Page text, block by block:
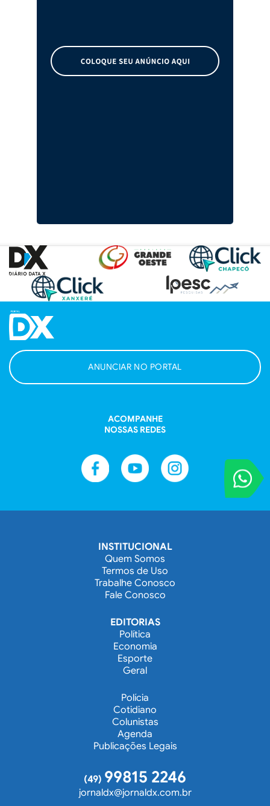
VOCÊ
Entre em
ANUNCIAR NO PORTAL
ACOMPANHE
NOSSAS REDES
INSTITUCIONAL
Quem Somos
Termos de Uso
Trabalhe Conosco
Fale Conosco
EDITORIAS
Política
Economia
Esporte
Geral
Polícia
Cotidiano
Colunistas
Agenda
Publicações Legais
(49) 99815 2246
jornaldx@jornaldx.com.br